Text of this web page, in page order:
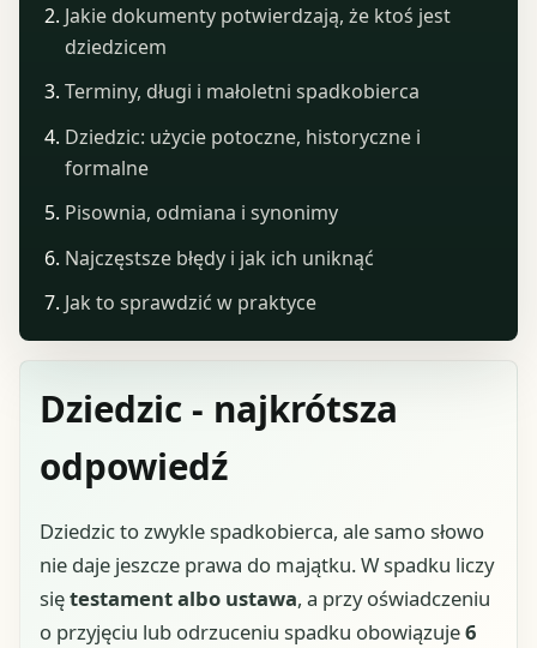
Dziedzic - najkrótsza
odpowiedź
Dziedzic to zwykle spadkobierca, ale samo słowo
nie daje jeszcze prawa do majątku. W spadku liczy
siętestament albo ustawa, a przy oświadczeniu
o przyjęciu lub odrzuceniu spadku obowiązuje6
Jakie dokumenty potwierdzają, że ktoś jest
dziedzicem
Terminy, długi i małoletni spadkobierca
Dziedzic: użycie potoczne, historyczne i
formalne
Pisownia, odmiana i synonimy
Najczęstsze błędy i jak ich uniknąć
Jak to sprawdzić w praktyce